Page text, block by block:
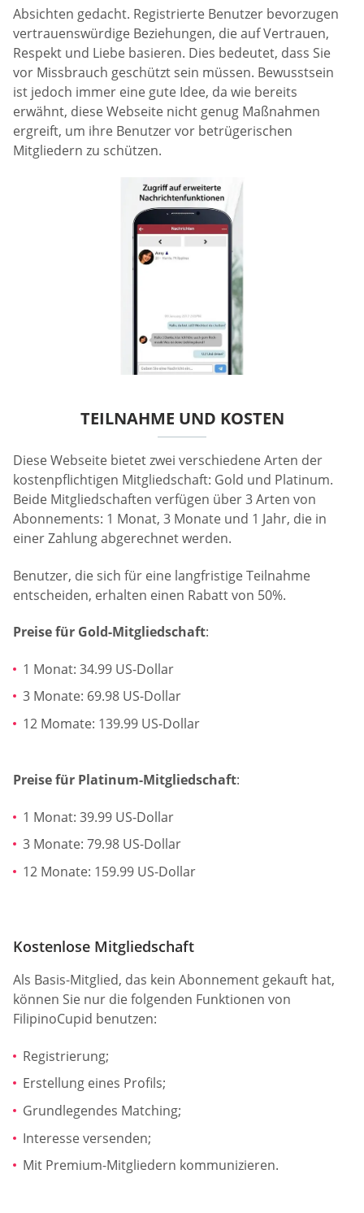
Absichten gedacht. Registrierte Benutzer bevorzugen
vertrauenswürdige Beziehungen, die auf Vertrauen,
Respekt und Liebe basieren. Dies bedeutet, dass Sie
vor Missbrauch geschützt sein müssen. Bewusstsein
ist jedoch immer eine gute Idee, da wie bereits
erwähnt, diese Webseite nicht genug Maßnahmen
ergreift, um ihre Benutzer vor betrügerischen
Mitgliedern zu schützen.
TEILNAHME UND KOSTEN
Diese Webseite bietet zwei verschiedene Arten der
kostenpflichtigen Mitgliedschaft: Gold und Platinum.
Beide Mitgliedschaften verfügen über 3 Arten von
Abonnements: 1 Monat, 3 Monate und 1 Jahr, die in
einer Zahlung abgerechnet werden.
Benutzer, die sich für eine langfristige Teilnahme
entscheiden, erhalten einen Rabatt von 50%.
Preise für Gold-Mitgliedschaft:
1 Monat: 34.99 US-Dollar
3 Monate: 69.98 US-Dollar
12 Momate: 139.99 US-Dollar
Preise für Platinum-Mitgliedschaft:
1 Monat: 39.99 US-Dollar
3 Monate: 79.98 US-Dollar
12 Monate: 159.99 US-Dollar
Kostenlose Mitgliedschaft
Als Basis-Mitglied, das kein Abonnement gekauft hat,
können Sie nur die folgenden Funktionen von
FilipinoCupid benutzen:
Registrierung;
Erstellung eines Profils;
Grundlegendes Matching;
Interesse versenden;
Mit Premium-Mitgliedern kommunizieren.